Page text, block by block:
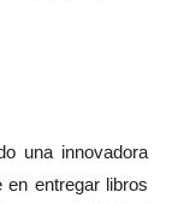
una innovadora
entregar libros